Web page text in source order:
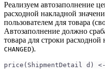
Реализуем автозаполнение
расходной накладной
пользователем для товара
Автозаполнение должно
товара для строки
CHANGED).
price(ShipmentDetail d) <-